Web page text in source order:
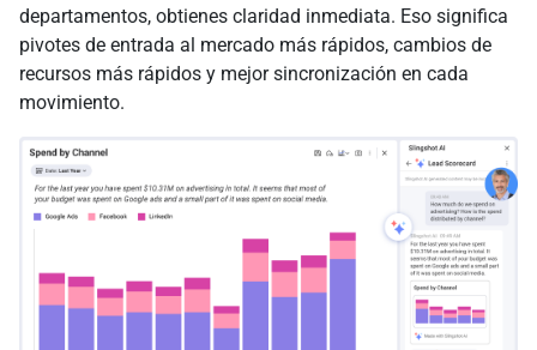
departamentos, obtienes claridad inmediata. Eso significa
pivotes de entrada al mercado más rápidos, cambios de
recursos más rápidos y mejor sincronización en cada
movimiento.